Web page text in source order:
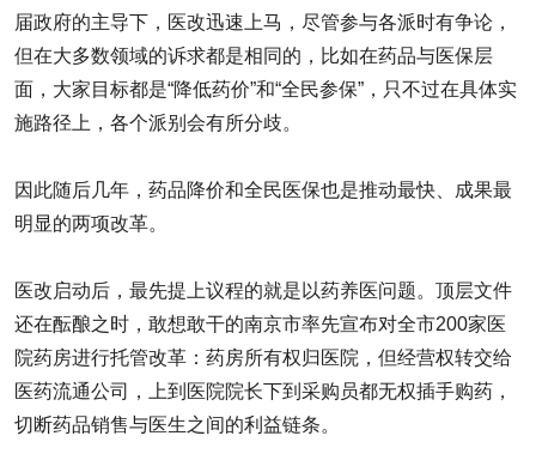
届政府的主导下，医改迅速上马，尽管参与各派时有争论，
但在大多数领域的诉求都是相同的，比如在药品与医保层
面，大家目标都是“降低药价”和“全民参保”，只不过在具体实
施路径上，各个派别会有所分歧。
因此随后几年，药品降价和全民医保也是推动最快、成果最
明显的两项改革。
医改启动后，最先提上议程的就是以药养医问题。顶层文件
还在酝酿之时，敢想敢干的南京市率先宣布对全市200家医
院药房进行托管改革：药房所有权归医院，但经营权转交给
医药流通公司，上到医院院长下到采购员都无权插手购药，
切断药品销售与医生之间的利益链条。